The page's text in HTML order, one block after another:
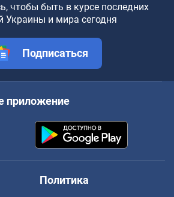
чтобы быть в курсе последних
Украины и мира сегодня
Подписаться
приложение
Политика